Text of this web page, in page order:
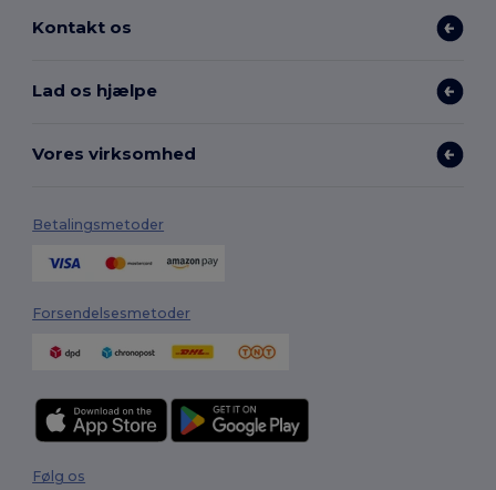
Kontakt os
Lad os hjælpe
Vores virksomhed
Betalingsmetoder
Forsendelsesmetoder
Følg os